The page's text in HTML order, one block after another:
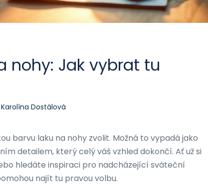
nohy: Jak vybrat tu
Karolína Dostálová
barvu laku na nohy zvolit. Možná to vypadá jako
detailem, který celý váš vzhled dokončí. Ať už si
hledáte inspiraci pro nadcházející sváteční
najít tu pravou volbu.